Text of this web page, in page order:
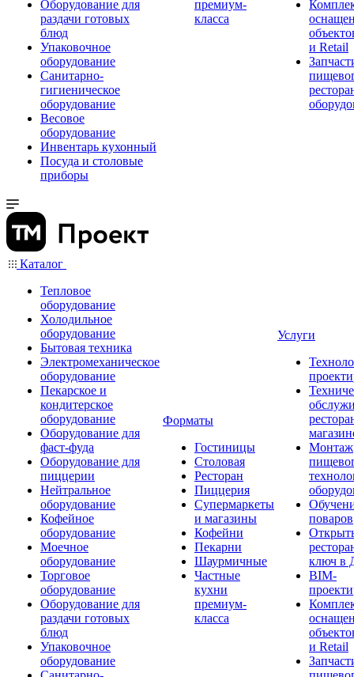
Оборудование для
раздачи готовых
блюд
Упаковочное
оборудование
Санитарно-
гигиеническое
оборудование
Весовое
оборудование
Инвентарь кухонный
Посуда и столовые
приборы
премиум-
класса
и Retail
Каталог
Тепловое
оборудование
Холодильное
оборудование
Бытовая техника
Электромеханическое
оборудование
Пекарское и
кондитерское
оборудование
Оборудование для
фаст-фуда
Оборудование для
пиццерии
Нейтральное
оборудование
Кофейное
оборудование
Моечное
оборудование
Торговое
оборудование
Оборудование для
раздачи готовых
блюд
Упаковочное
оборудование
Форматы
Гостиницы
Столовая
Ресторан
Пиццерия
Супермаркеты
и магазины
Кофейни
Пекарни
Шаурмичные
Частные
кухни
премиум-
класса
Услуги
Монтаж
поваров
ключ в
BIM-
и Retail